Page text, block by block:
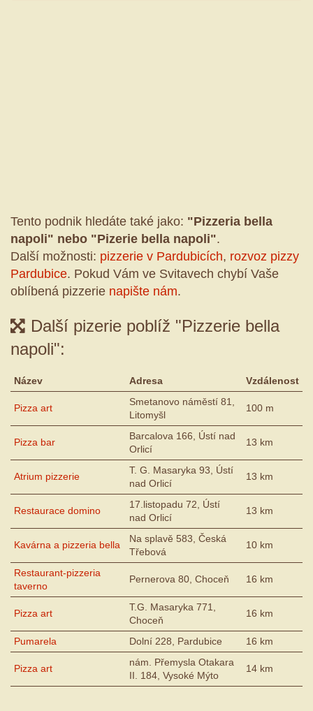
Tento podnik hledáte také jako: "Pizzeria bella
napoli" nebo "Pizerie bella napoli".
Další možnosti: pizzerie v Pardubicích, rozvoz pizzy
Pardubice. Pokud Vám ve Svitavech chybí Vaše
oblíbená pizzerie napište nám.
Další pizerie poblíž "Pizzerie bella
napoli":
Název Adresa Vzdálenost
Pizza art
Smetanovo náměstí 81,
Litomyšl
100 m
Pizza bar
Barcalova 166, Ústí nad
Orlicí
13 km
Atrium pizzerie
T. G. Masaryka 93, Ústí
nad Orlicí
13 km
Restaurace domino
17.listopadu 72, Ústí
nad Orlicí
13 km
Kavárna a pizzeria bella
Na splavě 583, Česká
Třebová
10 km
Restaurant-pizzeria
taverno
Pernerova 80, Choceň 16 km
Pizza art
T.G. Masaryka 771,
Choceň
16 km
Pumarela Dolní 228, Pardubice 16 km
Pizza art
nám. Přemysla Otakara
II. 184, Vysoké Mýto
14 km